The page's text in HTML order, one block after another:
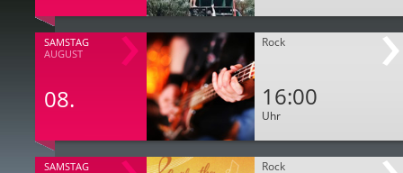
SAMSTAG
AUGUST
08.
Rock
16:00
Uhr
SAMSTAG
Rock